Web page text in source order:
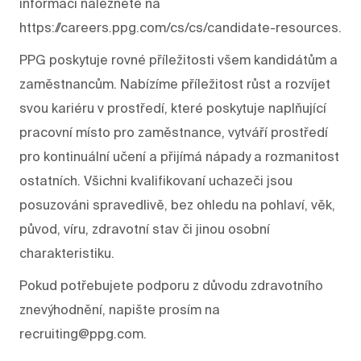
informací naleznete na
https://careers.ppg.com/cs/cs/candidate-resources.
PPG poskytuje rovné příležitosti všem kandidátům a
zaměstnancům. Nabízíme příležitost růst a rozvíjet
svou kariéru v prostředí, které poskytuje naplňující
pracovní místo pro zaměstnance, vytváří prostředí
pro kontinuální učení a přijímá nápady a rozmanitost
ostatních. Všichni kvalifikovaní uchazeči jsou
posuzováni spravedlivě, bez ohledu na pohlaví, věk,
původ, víru, zdravotní stav či jinou osobní
charakteristiku.
Pokud potřebujete podporu z důvodu zdravotního
znevýhodnění, napište prosím na
recruiting@ppg.com.